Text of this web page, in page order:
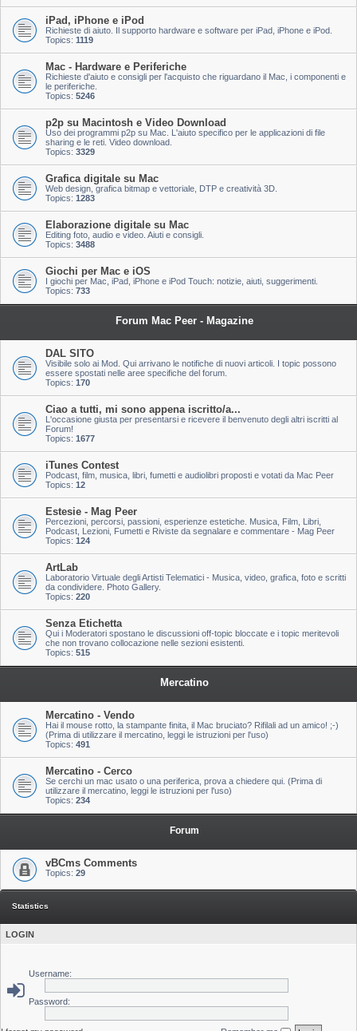
iPad, iPhone e iPod
Richieste di aiuto. Il supporto hardware e software per iPad, iPhone e iPod.
Topics: 1119
Mac - Hardware e Periferiche
Richieste d'aiuto e consigli per l'acquisto che riguardano il Mac, i componenti e
le periferiche.
Topics: 5246
p2p su Macintosh e Video Download
Uso dei programmi p2p su Mac. L'aiuto specifico per le applicazioni di file
sharing e le reti. Video download.
Topics: 3329
Grafica digitale su Mac
Web design, grafica bitmap e vettoriale, DTP e creatività 3D.
Topics: 1283
Elaborazione digitale su Mac
Editing foto, audio e video. Aiuti e consigli.
Topics: 3488
Giochi per Mac e iOS
I giochi per Mac, iPad, iPhone e iPod Touch: notizie, aiuti, suggerimenti.
Topics: 733
Forum Mac Peer - Magazine
DAL SITO
Visibile solo ai Mod. Qui arrivano le notifiche di nuovi articoli. I topic possono
essere spostati nelle aree specifiche del forum.
Topics: 170
Ciao a tutti, mi sono appena iscritto/a...
L'occasione giusta per presentarsi e ricevere il benvenuto degli altri iscritti al
Forum!
Topics: 1677
iTunes Contest
Podcast, film, musica, libri, fumetti e audiolibri proposti e votati da Mac Peer
Topics: 12
Estesie - Mag Peer
Percezioni, percorsi, passioni, esperienze estetiche. Musica, Film, Libri,
Podcast, Lezioni, Fumetti e Riviste da segnalare e commentare - Mag Peer
Topics: 124
ArtLab
Laboratorio Virtuale degli Artisti Telematici - Musica, video, grafica, foto e scritti
da condividere. Photo Gallery.
Topics: 220
Senza Etichetta
Qui i Moderatori spostano le discussioni off-topic bloccate e i topic meritevoli
che non trovano collocazione nelle sezioni esistenti.
Topics: 515
Mercatino
Mercatino - Vendo
Hai il mouse rotto, la stampante finita, il Mac bruciato? Rifilali ad un amico! ;-)
(Prima di utilizzare il mercatino, leggi le istruzioni per l'uso)
Topics: 491
Mercatino - Cerco
Se cerchi un mac usato o una periferica, prova a chiedere qui. (Prima di
utilizzare il mercatino, leggi le istruzioni per l'uso)
Topics: 234
Forum
vBCms Comments
Topics: 29
Statistics
LOGIN
Username:
Password: